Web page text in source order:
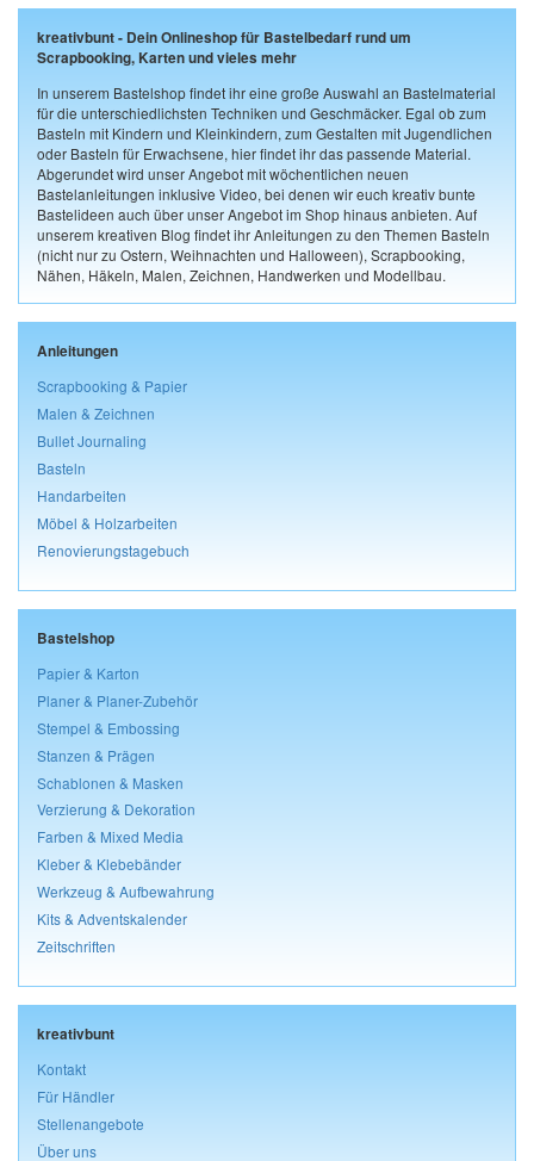
kreativbunt - Dein Onlineshop für Bastelbedarf rund um
Scrapbooking, Karten und vieles mehr
In unserem Bastelshop findet ihr eine große Auswahl an Bastelmaterial
für die unterschiedlichsten Techniken und Geschmäcker. Egal ob zum
Basteln mit Kindern und Kleinkindern, zum Gestalten mit Jugendlichen
oder Basteln für Erwachsene, hier findet ihr das passende Material.
Abgerundet wird unser Angebot mit wöchentlichen neuen
Bastelanleitungen inklusive Video, bei denen wir euch kreativ bunte
Bastelideen auch über unser Angebot im Shop hinaus anbieten. Auf
unserem kreativen Blog findet ihr Anleitungen zu den Themen Basteln
(nicht nur zu Ostern, Weihnachten und Halloween), Scrapbooking,
Nähen, Häkeln, Malen, Zeichnen, Handwerken und Modellbau.
Anleitungen
Scrapbooking & Papier
Malen & Zeichnen
Bullet Journaling
Basteln
Handarbeiten
Möbel & Holzarbeiten
Renovierungstagebuch
Bastelshop
Papier & Karton
Planer & Planer-Zubehör
Stempel & Embossing
Stanzen & Prägen
Schablonen & Masken
Verzierung & Dekoration
Farben & Mixed Media
Kleber & Klebebänder
Werkzeug & Aufbewahrung
Kits & Adventskalender
Zeitschriften
kreativbunt
Kontakt
Für Händler
Stellenangebote
Über uns